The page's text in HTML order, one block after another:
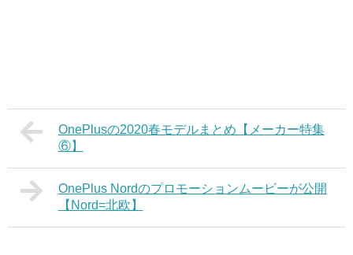
OnePlusの2020春モデルまとめ【メーカー特集
⑥】
OnePlus Nordのプロモーションムービーが公開
【Nord=北欧】